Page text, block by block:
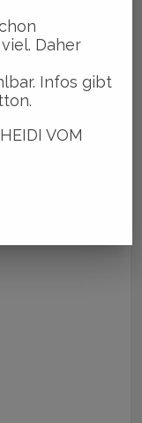
Daher
Infos gibt
VOM